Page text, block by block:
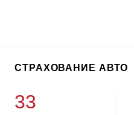
СТРАХОВАНИЕ АВТО
33